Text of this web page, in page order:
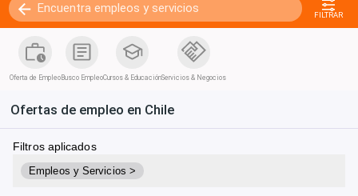
FILTRAR
Oferta de Empleo Busco EmpleoCursos & EducaciónServicios & Negocios
Ofertas de empleo en Chile
Filtros aplicados
Empleos y Servicios >